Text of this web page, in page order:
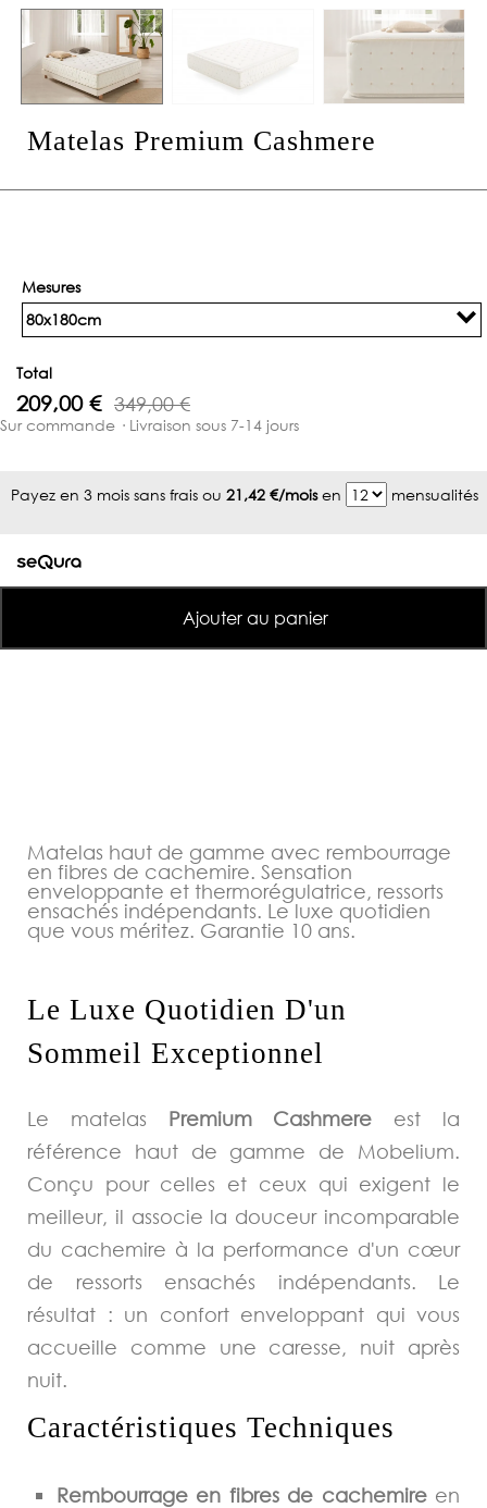
Matelas Premium Cashmere
Mesures
80x180cm
Total
209,00 € 349,00 €
Sur commande · Livraison sous 7-14 jours
Payez en 3 mois sans frais ou 21,42 €/moisen mensualités
Ajouter au panier
Matelas haut de gamme avec rembourrage
en fibres de cachemire. Sensation
enveloppante et thermorégulatrice, ressorts
ensachés indépendants. Le luxe quotidien
que vous méritez. Garantie 10 ans.
Le Luxe Quotidien D'un
Sommeil Exceptionnel
Le matelas Premium Cashmere est la
référence haut de gamme de Mobelium.
Conçu pour celles et ceux qui exigent le
meilleur, il associe la douceur incomparable
du cachemire à la performance d'un cœur
de ressorts ensachés indépendants. Le
résultat : un confort enveloppant qui vous
accueille comme une caresse, nuit après
nuit.
Caractéristiques Techniques
Rembourrage en fibres de cachemireen